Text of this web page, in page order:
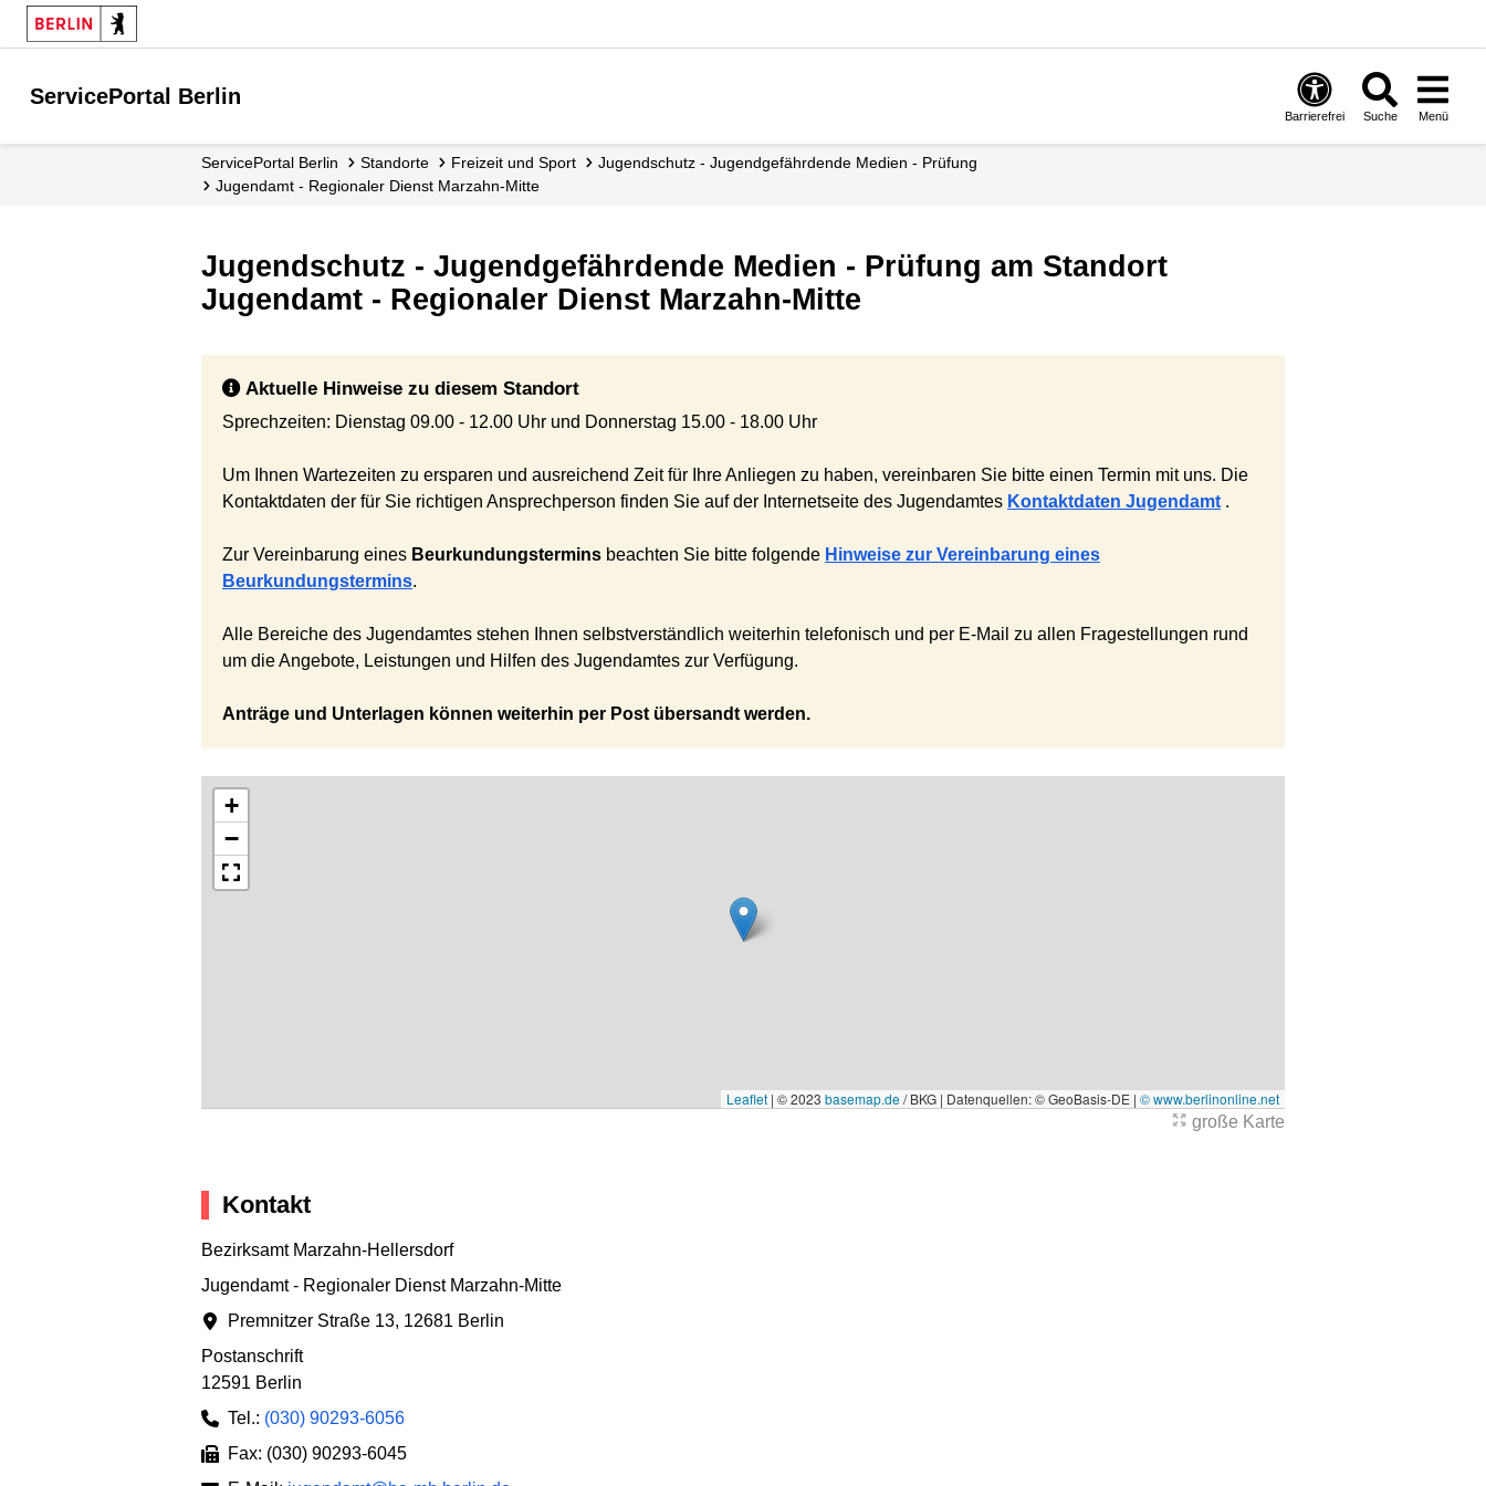
ServicePortal Berlin
Barrierefrei Suche Menü
ServicePortal Berlin Standorte Freizeit und Sport
Jugendschutz - Jugendgefährdende Medien - Prüfung
Jugendamt - Regionaler Dienst Marzahn-Mitte
Jugendschutz - Jugendgefährdende Medien - Prüfung am Standort
Jugendamt - Regionaler Dienst Marzahn-Mitte
Aktuelle Hinweise zu diesem Standort
Sprechzeiten: Dienstag 09.00 - 12.00 Uhr und Donnerstag 15.00 - 18.00 Uhr
Um Ihnen Wartezeiten zu ersparen und ausreichend Zeit für Ihre Anliegen zu haben, vereinbaren Sie bitte einen Termin mit uns. Die
Kontaktdaten der für Sie richtigen Ansprechperson finden Sie auf der Internetseite des Jugendamtes Kontaktdaten Jugendamt .
Zur Vereinbarung eines Beurkundungstermins beachten Sie bitte folgende Hinweise zur Vereinbarung eines
Beurkundungstermins.
Alle Bereiche des Jugendamtes stehen Ihnen selbstverständlich weiterhin telefonisch und per E-Mail zu allen Fragestellungen rund
um die Angebote, Leistungen und Hilfen des Jugendamtes zur Verfügung.
Anträge und Unterlagen können weiterhin per Post übersandt werden.
+
−
Leaflet | © 2023 basemap.de/ BKG | Datenquellen: © GeoBasis-DE | © www.berlinonline.net
große Karte
Kontakt
Bezirksamt Marzahn-Hellersdorf
Jugendamt - Regionaler Dienst Marzahn-Mitte
Premnitzer Straße 13, 12681 Berlin
Postanschrift
12591 Berlin
Tel.: (030) 90293-6056
Fax: (030) 90293-6045